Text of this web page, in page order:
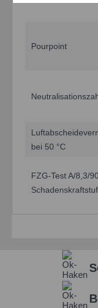
Pourpoint
bei 50 °C
FZG-Test A/8,3/